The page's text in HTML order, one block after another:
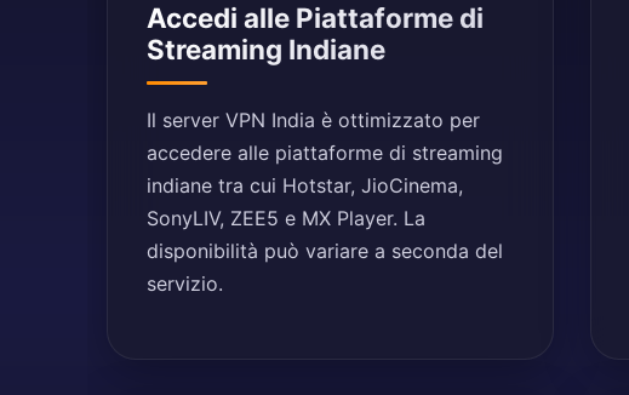
Accedi alle Piattaforme di
Streaming Indiane
Il server VPN India è ottimizzato per
accedere alle piattaforme di streaming
indiane tra cui Hotstar, JioCinema,
SonyLIV, ZEE5 e MX Player. La
disponibilità può variare a seconda del
servizio.